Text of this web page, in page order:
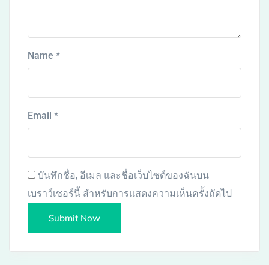
Name *
Email *
บันทึกชื่อ, อีเมล และชื่อเว็บไซต์ของฉันบน
เบราว์เซอร์นี้ สำหรับการแสดงความเห็นครั้งถัดไป